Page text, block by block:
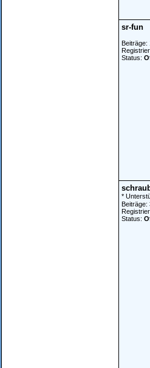
sr-fun
Beiträge:
Status:
*
Beiträge:
Status: